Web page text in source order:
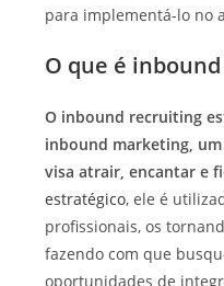
para implementá-lo no
O que é
O inbound recruiting
inbound marketing,
visa atrair, encantar e
estratégico, ele é
profissionais, os
fazendo com que
oportunidades de